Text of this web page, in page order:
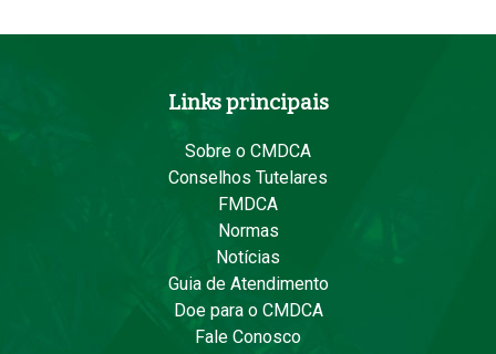
Links principais
Sobre o CMDCA
Conselhos Tutelares
FMDCA
Normas
Notícias
Guia de Atendimento
Doe para o CMDCA
Fale Conosco